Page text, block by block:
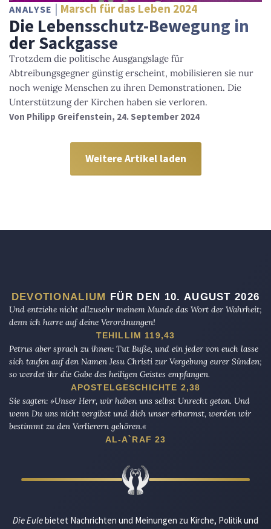
ANALYSE Marsch für das Leben 2024
Die Lebensschutz-Bewegung in
der Sackgasse
Trotzdem die politische Ausgangslage für
Abtreibungsgegner günstig erscheint, mobilisieren sie nur
noch wenige Menschen zu ihren Demonstrationen. Die
Unterstützung der Kirchen haben sie verloren.
Von Philipp Greifenstein, 24. September 2024
Weitere Artikel laden
DEVOTIONALIUM FÜR DEN 10. AUGUST 2026
Und entziehe nicht allzusehr meinem Munde das Wort der Wahrheit;
denn ich harre auf deine Verordnungen!
TEHILLIM 119,43
Petrus aber sprach zu ihnen: Tut Buße, und ein jeder von euch lasse
sich taufen auf den Namen Jesu Christi zur Vergebung eurer Sünden;
so werdet ihr die Gabe des heiligen Geistes empfangen.
APOSTELGESCHICHTE 2,38
Sie sagten: »Unser Herr, wir haben uns selbst Unrecht getan. Und
wenn Du uns nicht vergibst und dich unser erbarmst, werden wir
bestimmt zu den Verlierern gehören.«
AL-A`RAF 23
Die Eulebietet Nachrichten und Meinungen zu Kirche, Politik und